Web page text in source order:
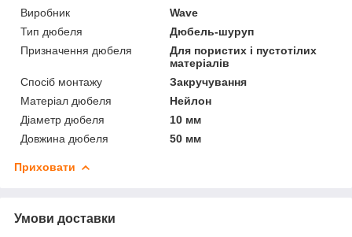
Виробник
Wave
Тип дюбеля
Дюбель-шуруп
Призначення дюбеля
Для пористих і пустотілих
матеріалів
Спосіб монтажу
Закручування
Матеріал дюбеля
Нейлон
Діаметр дюбеля
10 мм
Довжина дюбеля
50 мм
Приховати
Умови доставки